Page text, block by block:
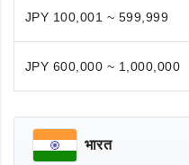
JPY 100,001 ~ 599,999
JPY 600,000 ~ 1,000,000
भारत